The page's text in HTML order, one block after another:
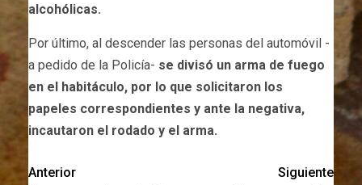
alcohólicas.
Por último, al descender las personas del automóvil -
a pedido de la Policía- se divisó un arma de fuego
en el habitáculo, por lo que solicitaron los
papeles correspondientes y ante la negativa,
incautaron el rodado y el arma.
Anterior
Siguiente